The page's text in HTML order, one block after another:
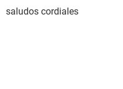
saludos cordiales